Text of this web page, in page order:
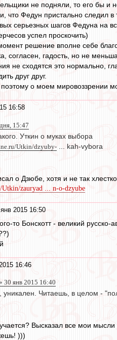
не подняли, то его бы и
что Федун пристально следил
серьезных шагов Федуна на
успел проскочить)
решение вполне себе
согласен, гадость, но не
не сходятся это нормально,
друг друг.
о моем мировоззрении
16:58
15:47
Уткин о муках выбора
Utkin/dzyuby- ... kah-vybora
о Дзюбе, хотя и не так
zauryad ... n-o-dzyube
2015 16:50
то Бонскотт - великий
16:46
30 янв 2015 16:40
уникален. Читаешь, в целом -
Высказал все мои
)))